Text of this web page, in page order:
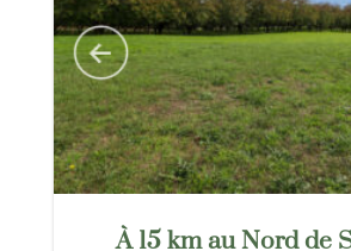
À 15 km au Nord de